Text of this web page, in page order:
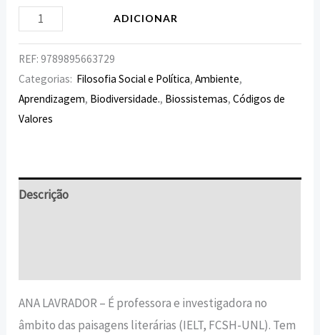
ADICIONAR
REF:9789895663729
Categorias: Filosofia Social e Política,Ambiente,
Aprendizagem, Biodiversidade., Biossistemas,Códigos de
Valores
Descrição
ANA LAVRADOR – É professora e investigadora no
âmbito das paisagens literárias (IELT, FCSH-UNL). Tem